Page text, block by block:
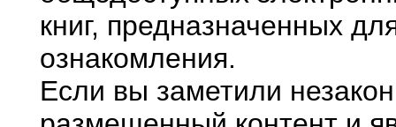
книг, предназначенных
ознакомления.
Если вы заметили